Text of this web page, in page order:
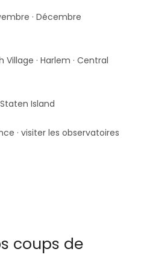
· Décembre
Village · Harlem · Central
Staten Island
· visiter les observatoires
coups de